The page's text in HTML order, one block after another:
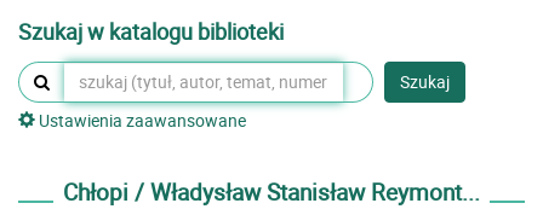
Szukaj w katalogu biblioteki
Szukaj
Ustawienia zaawansowane
Chłopi / Władysław Stanisław Reymont...